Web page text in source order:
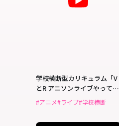
学校横断型カリキュラム「V
とR アニソンライブやってみ
た実習」ライブイベントを開
催！
#アニメ#ライブ#学校横断